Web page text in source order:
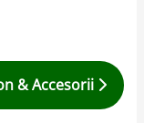
& Accesorii